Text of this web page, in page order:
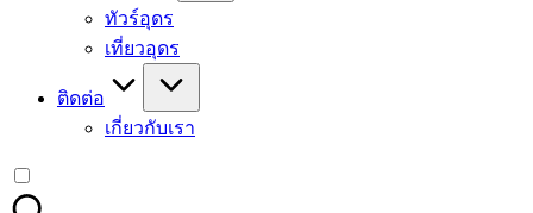
ทัวร์อุดร
เที่ยวอุดร
ติดต่อ
เกี่ยวกับเรา